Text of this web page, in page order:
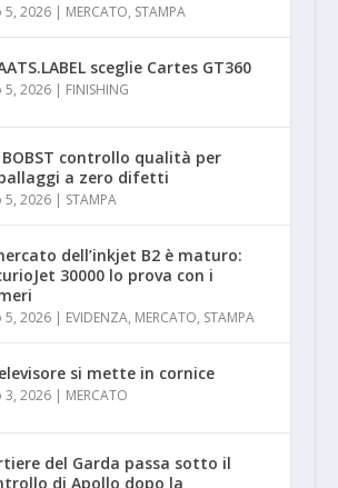
5, 2026| MERCATO, STAMPA
sceglie Cartes GT360
5, 2026| FINISHING
BOBST controllo qualità per
a zero difetti
5, 2026| STAMPA
dell’inkjet B2 è maturo:
30000 lo prova con i
5, 2026| EVIDENZA, MERCATO, STAMPA
si mette in cornice
3, 2026| MERCATO
del Garda passa sotto il
di Apollo dopo la